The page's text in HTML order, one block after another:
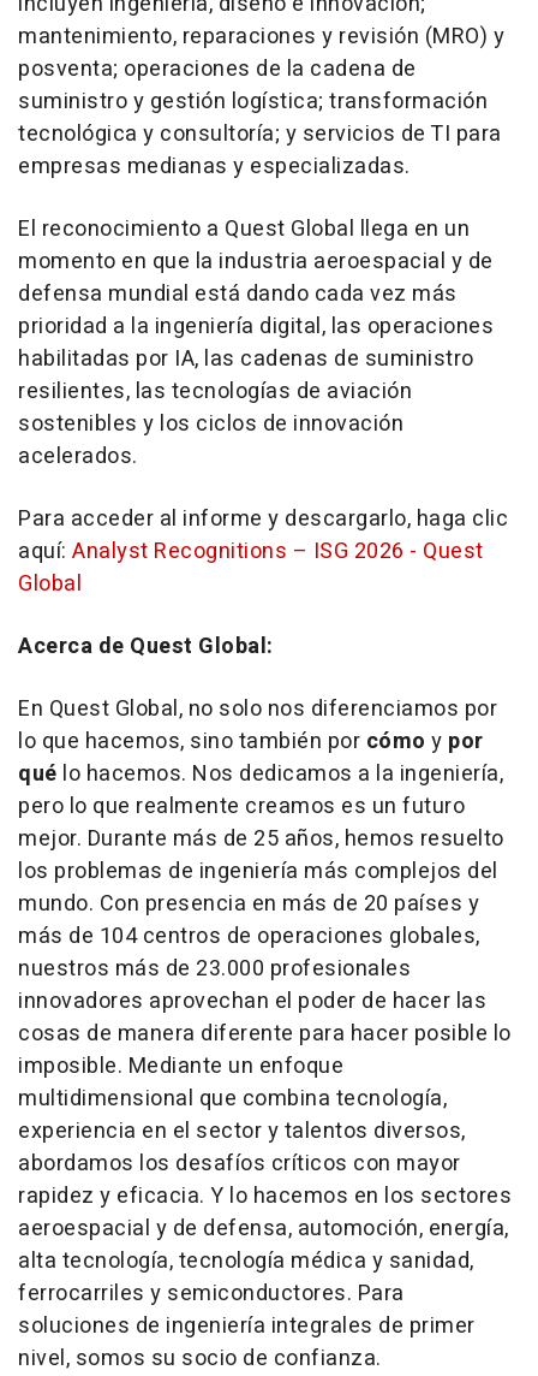
mantenimiento, reparaciones y revisión (MRO) y
posventa; operaciones de la cadena de
suministro y gestión logística; transformación
tecnológica y consultoría; y servicios de TI para
empresas medianas y especializadas.
El reconocimiento a Quest Global llega en un
momento en que la industria aeroespacial y de
defensa mundial está dando cada vez más
prioridad a la ingeniería digital, las operaciones
habilitadas por IA, las cadenas de suministro
resilientes, las tecnologías de aviación
sostenibles y los ciclos de innovación
acelerados.
Para acceder al informe y descargarlo, haga clic
aquí: Analyst Recognitions – ISG 2026 - Quest
Global
Acerca de Quest Global:
En Quest Global, no solo nos diferenciamos por
lo que hacemos, sino también por cómo y por
qué lo hacemos. Nos dedicamos a la ingeniería,
pero lo que realmente creamos es un futuro
mejor. Durante más de 25 años, hemos resuelto
los problemas de ingeniería más complejos del
mundo. Con presencia en más de 20 países y
más de 104 centros de operaciones globales,
nuestros más de 23.000 profesionales
innovadores aprovechan el poder de hacer las
cosas de manera diferente para hacer posible lo
imposible. Mediante un enfoque
multidimensional que combina tecnología,
experiencia en el sector y talentos diversos,
abordamos los desafíos críticos con mayor
rapidez y eficacia. Y lo hacemos en los sectores
aeroespacial y de defensa, automoción, energía,
alta tecnología, tecnología médica y sanidad,
ferrocarriles y semiconductores. Para
soluciones de ingeniería integrales de primer
nivel, somos su socio de confianza.